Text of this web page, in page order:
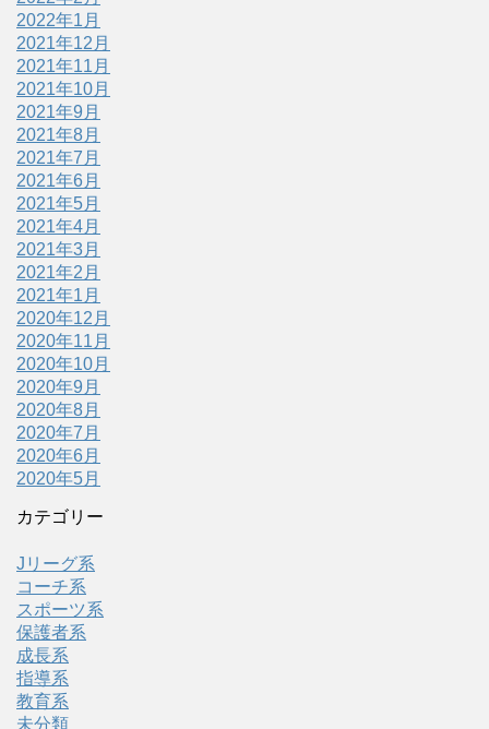
2022年1月
2021年12月
2021年11月
2021年10月
2021年9月
2021年8月
2021年7月
2021年6月
2021年5月
2021年4月
2021年3月
2021年2月
2021年1月
2020年12月
2020年11月
2020年10月
2020年9月
2020年8月
2020年7月
2020年6月
2020年5月
カテゴリー
Jリーグ系
コーチ系
スポーツ系
保護者系
成長系
指導系
教育系
未分類